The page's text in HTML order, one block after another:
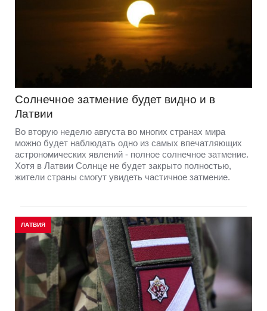
Солнечное затмение будет видно и в
Латвии
Во вторую неделю августа во многих странах мира
можно будет наблюдать одно из самых впечатляющих
астрономических явлений - полное солнечное затмение.
Хотя в Латвии Солнце не будет закрыто полностью,
жители страны смогут увидеть частичное затмение.
ЛАТВИЯ